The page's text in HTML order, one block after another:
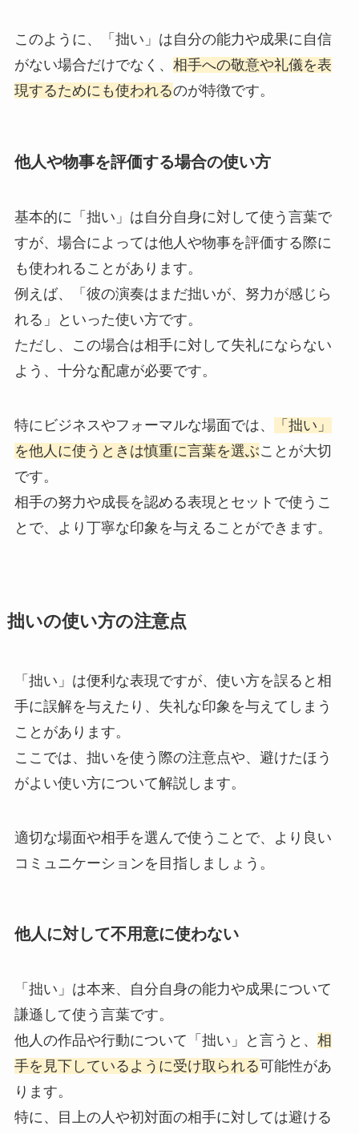
このように、「拙い」は自分の能力や成果に自信
がない場合だけでなく、 相手への敬意や礼儀を表
現するためにも使われるのが特徴です。
他人や物事を評価する場合の使い方
基本的に「拙い」は自分自身に対して使う言葉で
すが、場合によっては他人や物事を評価する際に
も使われることがあります。
例えば、「彼の演奏はまだ拙いが、努力が感じら
れる」といった使い方です。
ただし、この場合は相手に対して失礼にならない
よう、十分な配慮が必要です。
特にビジネスやフォーマルな場面では、
「拙い」
を他人に使うときは慎重に言葉を選ぶことが大切
です。
相手の努力や成長を認める表現とセットで使うこ
とで、より丁寧な印象を与えることができます。
拙いの使い方の注意点
「拙い」は便利な表現ですが、使い方を誤ると相
手に誤解を与えたり、失礼な印象を与えてしまう
ことがあります。
ここでは、拙いを使う際の注意点や、避けたほう
がよい使い方について解説します。
適切な場面や相手を選んで使うことで、より良い
コミュニケーションを目指しましょう。
他人に対して不用意に使わない
「拙い」は本来、自分自身の能力や成果について
謙遜して使う言葉です。
他人の作品や行動について「拙い」と言うと、 相
手を見下しているように受け取られる可能性があ
ります。
特に、目上の人や初対面の相手に対しては避ける